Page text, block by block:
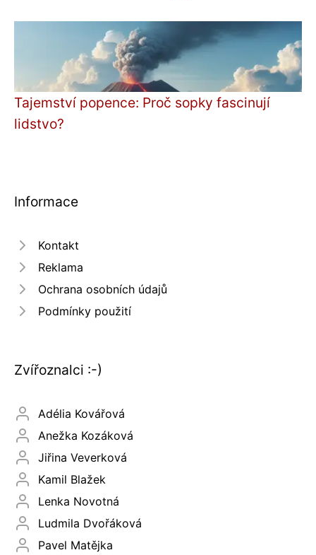
Tajemství popence: Proč sopky fascinují
lidstvo?
Informace
Kontakt
Reklama
Ochrana osobních údajů
Podmínky použití
Zvířoznalci :-)
Adélia Kovářová
Anežka Kozáková
Jiřina Veverková
Kamil Blažek
Lenka Novotná
Ludmila Dvořáková
Pavel Matějka